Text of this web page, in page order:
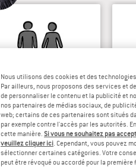
RÉPONSE
ADULTE
Nous utilisons des cookies et des
Par ailleurs, nous proposons des services et
de personnaliser le contenu et la publicité et
nos partenaires de médias sociaux, de
web; certains de ces partenaires sont situés
par exemple contre l'accès par les autorités.
cette manière. Si vous ne souhaitez pas
veuillez cliquer ici. Cependant, vous pouvez
sélectionner certaines catégories. Votre
peut être révoqué ou accordé pour la